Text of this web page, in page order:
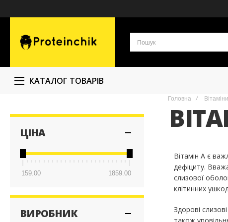
КАТАЛОГ ТОВАРІВ
Головна
Вітамін А є
дефіциту.
слизової
клітинних
Здорові
ЦІНА
159.00 1859.00
ВИРОБНИК